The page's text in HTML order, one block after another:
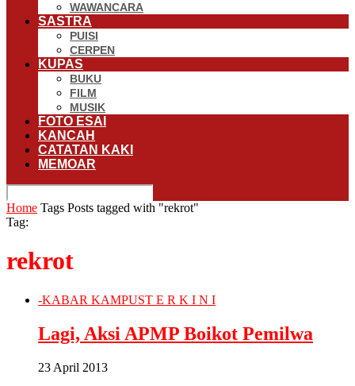
WAWANCARA
SASTRA
PUISI
CERPEN
KUPAS
BUKU
FILM
MUSIK
FOTO ESAI
KANCAH
CATATAN KAKI
MEMOAR
Home Tags Posts tagged with "rekrot"
Tag:
rekrot
-KABAR KAMPUST E R K I N I
Lagi, Aksi APMP Boikot Pemilwa
23 April 2013